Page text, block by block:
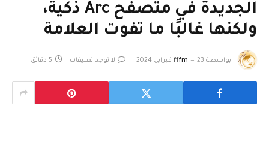
الجديدة في متصفح Arc ذكية،
ولكنها غالبًا ما تفوت العلامة
بواسطة fffm 23 فبراير، 2024 لا توجد تعليقات 5 دقائق